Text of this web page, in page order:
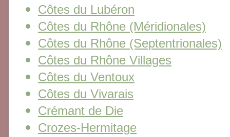
Côtes du Lubéron
Côtes du Rhône (Méridionales)
Côtes du Rhône (Septentrionales)
Côtes du Rhône Villages
Côtes du Ventoux
Côtes du Vivarais
Crémant de Die
Crozes-Hermitage